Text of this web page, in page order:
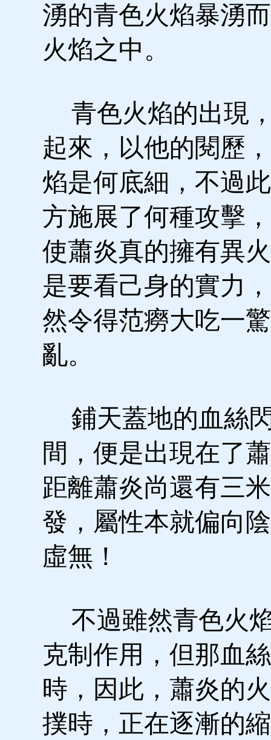
湧的青色火焰暴湧
火焰之中。
青色火焰的出現
起來，以他的閱歷
焰是何底細，不過
方施展了何種攻擊
使蕭炎真的擁有異
是要看己身的實力
然令得范癆大吃一
亂。
鋪天蓋地的血絲
間，便是出現在了
距離蕭炎尚還有三
發，屬性本就偏向
虛無！
不過雖然青色火
克制作用，但那血
時，因此，蕭炎的
撲時，正在逐漸的